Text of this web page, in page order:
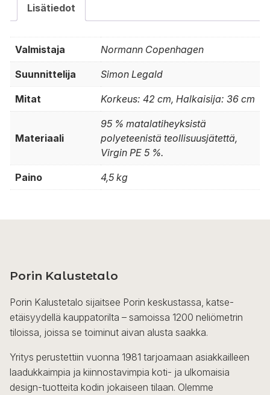
Lisätiedot
Valmistaja Normann Copenhagen
Suunnittelija Simon Legald
Mitat Korkeus: 42 cm, Halkaisija: 36 cm
Materiaali
95 % matalatiheyksistä
polyeteenistä teollisuusjätettä,
Virgin PE 5 %.
Paino 4,5 kg
Porin Kalustetalo
Porin Kalustetalo sijaitsee Porin keskustassa, katse-
etäisyydellä kauppatorilta – samoissa 1200 neliömetrin
tiloissa, joissa se toiminut aivan alusta saakka.
Yritys perustettiin vuonna 1981 tarjoamaan asiakkailleen
laadukkaimpia ja kiinnostavimpia koti- ja ulkomaisia
design-tuotteita kodin jokaiseen tilaan. Olemme